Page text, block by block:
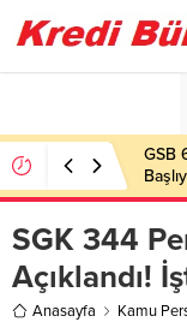
GSB
SGK 344
Açıklandı!
Anasayfa
Kamu